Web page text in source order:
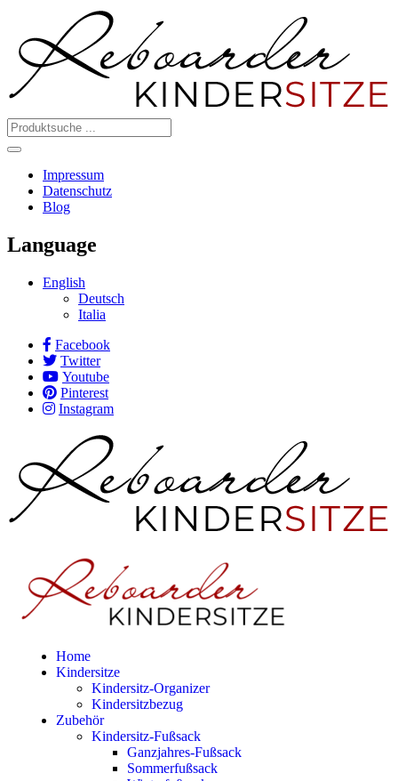
Impressum
Datenschutz
Blog
Language
English
Deutsch
Italia
Facebook
Twitter
Youtube
Pinterest
Instagram
Home
Kindersitze
Kindersitz-Organizer
Kindersitzbezug
Zubehör
Kindersitz-Fußsack
Ganzjahres-Fußsack
Sommerfußsack